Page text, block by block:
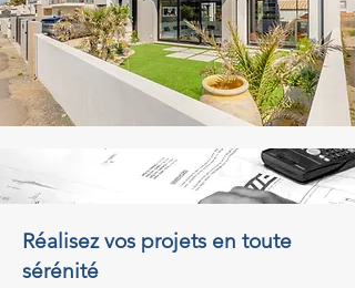
Réalisez vos projets en toute
sérénité